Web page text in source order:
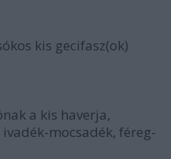
kis gecifasz(ok)
a kis haverja,
mocsadék, féreg-